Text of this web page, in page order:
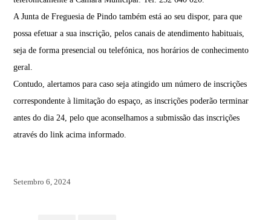
A Junta de Freguesia de Pindo também está ao seu dispor, para que
possa efetuar a sua inscrição, pelos canais de atendimento habituais,
seja de forma presencial ou telefónica, nos horários de conhecimento
geral.
Contudo, alertamos para caso seja atingido um número de inscrições
correspondente à limitação do espaço, as inscrições poderão terminar
antes do dia 24, pelo que aconselhamos a submissão das inscrições
através do link acima informado.
Setembro 6, 2024